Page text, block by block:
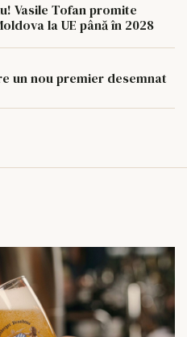
Vasile Tofan promite
la UE până în 2028
un nou premier desemnat